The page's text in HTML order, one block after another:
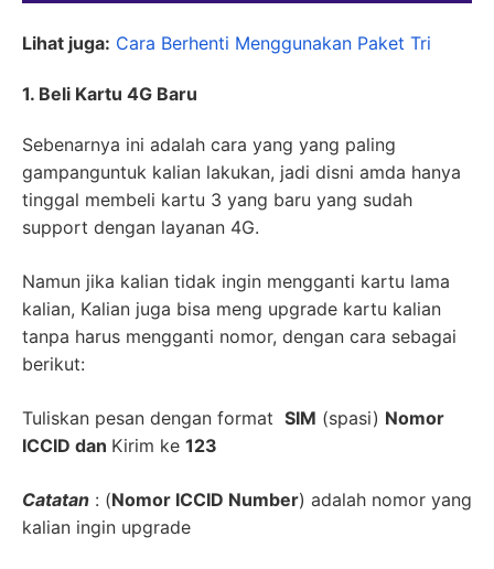
Lihat juga: Cara Berhenti Menggunakan Paket Tri
1. Beli Kartu 4G Baru
Sebenarnya ini adalah cara yang yang paling
gampanguntuk kalian lakukan, jadi disni amda hanya
tinggal membeli kartu 3 yang baru yang sudah
support dengan layanan 4G.
Namun jika kalian tidak ingin mengganti kartu lama
kalian, Kalian juga bisa meng upgrade kartu kalian
tanpa harus mengganti nomor, dengan cara sebagai
berikut:
Tuliskan pesan dengan format SIM (spasi) Nomor
ICCID dan Kirim ke 123
Catatan : (Nomor ICCID Number) adalah nomor yang
kalian ingin upgrade